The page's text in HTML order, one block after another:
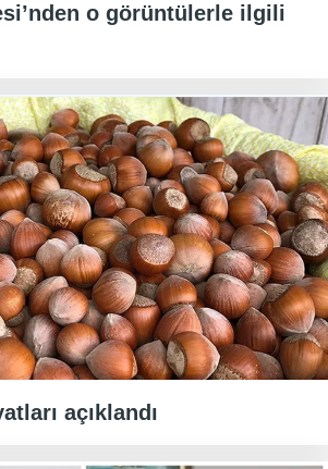
o görüntülerle ilgili
açıklandı